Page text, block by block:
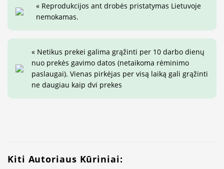
« Reprodukcijos ant drobės pristatymas Lietuvoje
nemokamas.
« Netikus prekei galima grąžinti per 10 darbo dienų
nuo prekės gavimo datos (netaikoma rėminimo
paslaugai). Vienas pirkėjas per visą laiką gali grąžinti
ne daugiau kaip dvi prekes
Kiti Autoriaus Kūriniai: